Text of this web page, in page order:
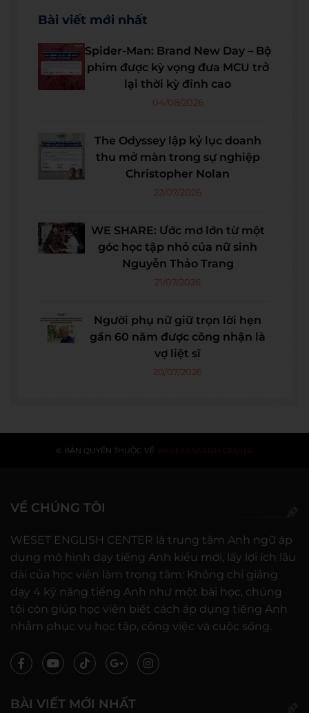
Bài viết mới nhất
Spider-Man: Brand New Day – Bộ
phim được kỳ vọng đưa MCU trở
lại thời kỳ đỉnh cao
04/08/2026
The Odyssey lập kỷ lục doanh
thu mở màn trong sự nghiệp
Christopher Nolan
22/07/2026
WE SHARE: Ước mơ lớn từ một
góc học tập nhỏ của nữ sinh
Nguyễn Thảo Trang
21/07/2026
Người phụ nữ giữ trọn lời hẹn
gần 60 năm được công nhận là
vợ liệt sĩ
20/07/2026
© BẢN QUYỀN THUỘC VỀ WESET ENGLISH CENTER
VỀ CHÚNG TÔI
WESET ENGLISH CENTER là trung tâm Anh ngữ áp
dụng mô hình dạy tiếng Anh kiểu mới, lấy lợi ích lâu
dài của học viên làm trọng tâm: Không chỉ giảng
dạy 4 kỹ năng tiếng Anh như một bài học, chúng
tôi còn giúp học viên biết cách áp dụng tiếng Anh
nhằm phục vụ học tập, công việc và cuộc sống.
BÀI VIẾT MỚI NHẤT